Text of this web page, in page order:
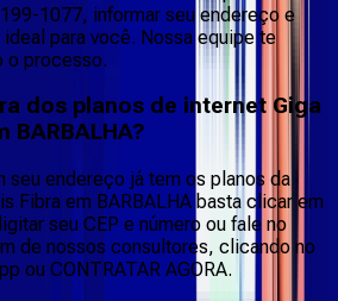
1077, informar seu endereço e
para você. Nossa equipe te
o processo.
dos planos de internet Giga
BARBALHA?
seu endereço já tem os planos da
Fibra em BARBALHA basta clicar em
seu CEP e número ou fale no
de nossos consultores, clicando no
ou CONTRATAR AGORA.